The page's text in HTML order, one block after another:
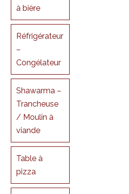
à bière
Réfrigérateur
–
Congélateur
Shawarma –
Trancheuse
/ Moulin à
viande
Table à
pizza